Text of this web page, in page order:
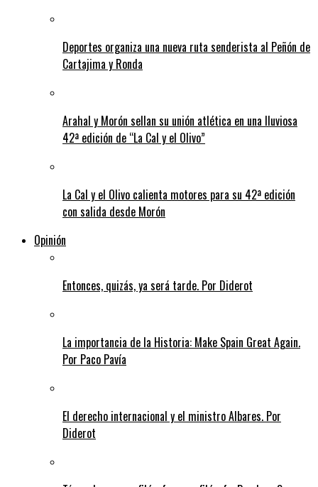
Deportes organiza una nueva ruta senderista al Peñón de
Cartajima y Ronda
Arahal y Morón sellan su unión atlética en una lluviosa
42ª edición de “La Cal y el Olivo”
La Cal y el Olivo calienta motores para su 42ª edición
con salida desde Morón
Opinión
Entonces, quizás, ya será tarde. Por Diderot
La importancia de la Historia: Make Spain Great Again.
Por Paco Pavía
El derecho internacional y el ministro Albares. Por
Diderot